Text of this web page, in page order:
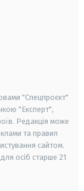
"Спецпроєкт"
"Експерт",
Редакція може
та правил
сайтом.
осіб старше 21